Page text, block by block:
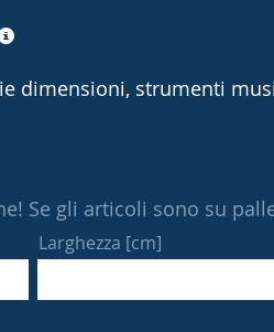
dimensioni, strumenti
Se gli articoli sono su
Larghezza [cm]